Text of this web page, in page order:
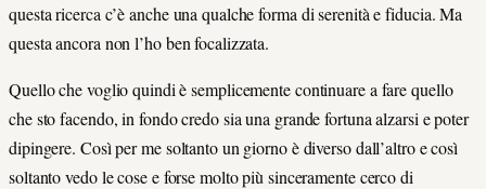
questa ricerca c’è anche una qualche forma di serenità e fiducia. Ma
questa ancora non l’ho ben focalizzata.
Quello che voglio quindi è semplicemente continuare a fare quello
che sto facendo, in fondo credo sia una grande fortuna alzarsi e poter
dipingere. Così per me soltanto un giorno è diverso dall’altro e così
soltanto vedo le cose e forse molto più sinceramente cerco di